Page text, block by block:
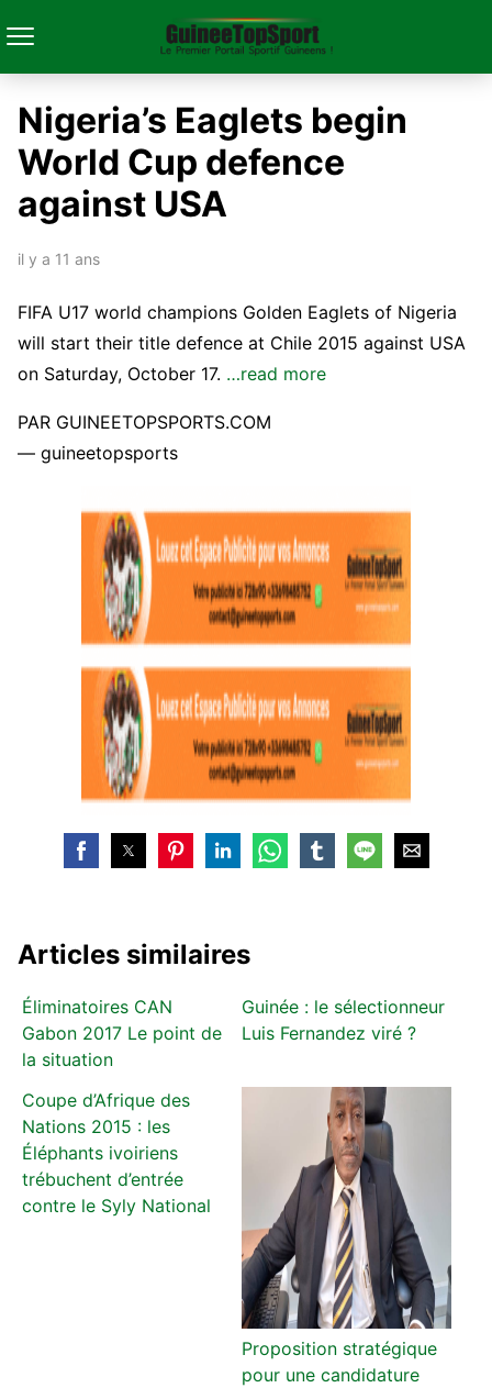
Nigeria’s Eaglets begin
World Cup defence
against USA
il y a 11 ans
FIFA U17 world champions Golden Eaglets of Nigeria
will start their title defence at Chile 2015 against USA
on Saturday, October 17. …read more
PAR GUINEETOPSPORTS.COM
— guineetopsports
Articles similaires
Éliminatoires CAN
Gabon 2017 Le point de
la situation
Guinée : le sélectionneur
Luis Fernandez viré ?
Coupe d’Afrique des
Nations 2015 : les
Éléphants ivoiriens
trébuchent d’entrée
contre le Syly National
Proposition stratégique
pour une candidature